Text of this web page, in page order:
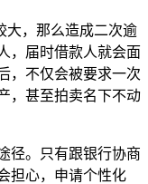
大，那么造成二次逾
，届时借款人就会面
，不仅会被要求一次
，甚至拍卖名下不动
径。只有跟银行协商
担心，申请个性化